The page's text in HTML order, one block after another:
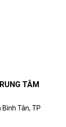
TÂM
Tân, TP